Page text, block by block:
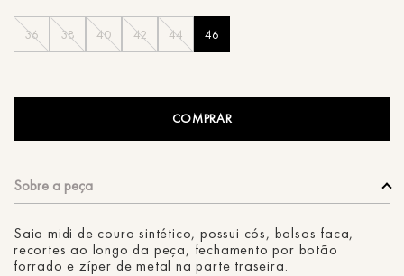
36 38 40 42 44 46
COMPRAR
Saia midi de couro sintético, possui cós, bolsos faca,
recortes ao longo da peça, fechamento por botão
forrado e zíper de metal na parte traseira.